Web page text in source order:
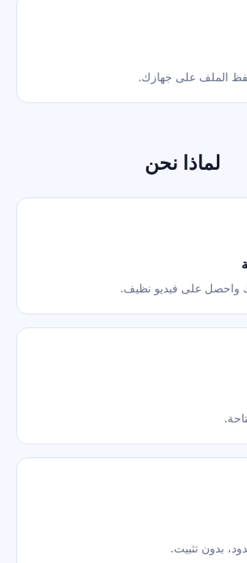
الملف على جهازك.
لماذا نحن
واحصل على فيديو نظيف.
بدون تثبيت.